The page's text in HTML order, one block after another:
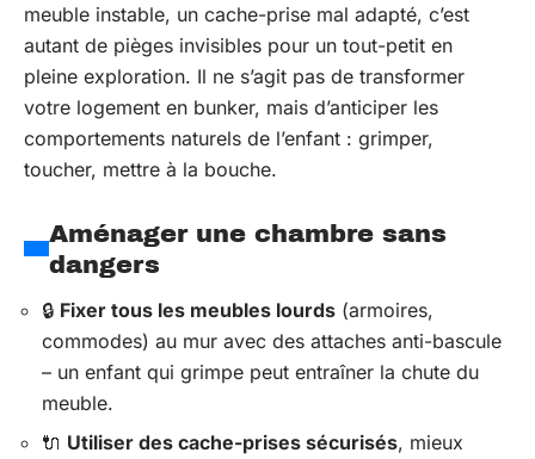
meuble instable, un cache-prise mal adapté, c’est
autant de pièges invisibles pour un tout-petit en
pleine exploration. Il ne s’agit pas de transformer
votre logement en bunker, mais d’anticiper les
comportements naturels de l’enfant : grimper,
toucher, mettre à la bouche.
Aménager une chambre sans
dangers
🔒 Fixer tous les meubles lourds (armoires,
commodes) au mur avec des attaches anti-bascule
– un enfant qui grimpe peut entraîner la chute du
meuble.
🔌 Utiliser des cache-prises sécurisés, mieux